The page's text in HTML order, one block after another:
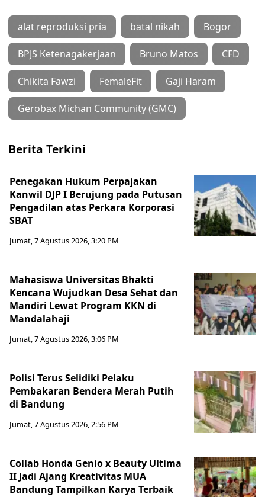
alat reproduksi pria batal nikah Bogor
BPJS Ketenagakerjaan Bruno Matos CFD
Chikita Fawzi FemaleFit Gaji Haram
Gerobax Michan Community (GMC)
Berita Terkini
Penegakan Hukum Perpajakan
Kanwil DJP I Berujung pada Putusan
Pengadilan atas Perkara Korporasi
SBAT
Jumat, 7 Agustus 2026, 3:20 PM
Mahasiswa Universitas Bhakti
Kencana Wujudkan Desa Sehat dan
Mandiri Lewat Program KKN di
Mandalahaji
Jumat, 7 Agustus 2026, 3:06 PM
Polisi Terus Selidiki Pelaku
Pembakaran Bendera Merah Putih
di Bandung
Jumat, 7 Agustus 2026, 2:56 PM
Collab Honda Genio x Beauty Ultima
II Jadi Ajang Kreativitas MUA
Bandung Tampilkan Karya Terbaik